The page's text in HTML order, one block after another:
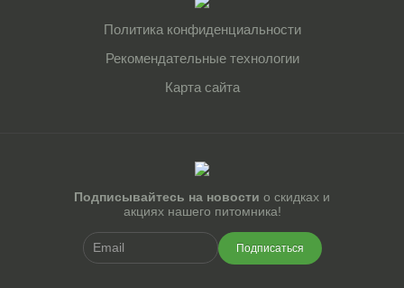
Политика конфиденциальности
Рекомендательные технологии
Карта сайта
Подписывайтесь на новости о скидках и
акциях нашего питомника!
Подписаться